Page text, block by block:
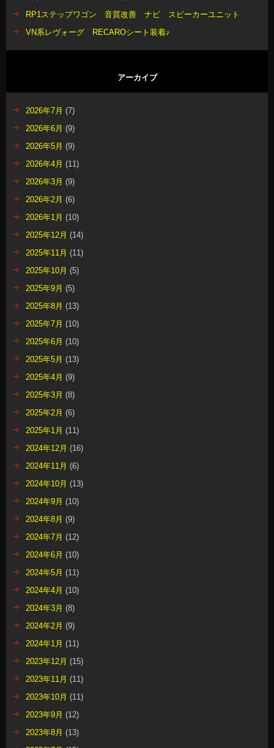
RP1ステップワゴン 音質改善 ナビ スピーカーユニット
VN系レヴォーグ RECAROシート装着♪
アーカイブ
2026年7月 (7)
2026年6月 (9)
2026年5月 (9)
2026年4月 (11)
2026年3月 (9)
2026年2月 (6)
2026年1月 (10)
2025年12月 (14)
2025年11月 (11)
2025年10月 (5)
2025年9月 (5)
2025年8月 (13)
2025年7月 (10)
2025年6月 (10)
2025年5月 (13)
2025年4月 (9)
2025年3月 (8)
2025年2月 (6)
2025年1月 (11)
2024年12月 (16)
2024年11月 (6)
2024年10月 (13)
2024年9月 (10)
2024年8月 (9)
2024年7月 (12)
2024年6月 (10)
2024年5月 (11)
2024年4月 (10)
2024年3月 (8)
2024年2月 (9)
2024年1月 (11)
2023年12月 (15)
2023年11月 (11)
2023年10月 (11)
2023年9月 (12)
2023年8月 (13)